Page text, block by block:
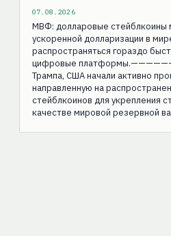
07.08.2026
МВФ: долларовые стейблкоины
ускоренной долларизации в
распространяться гораздо
цифровые
Трампа, США начали активно
направленную на
стейблкоинов для укрепления
качестве мировой резервной